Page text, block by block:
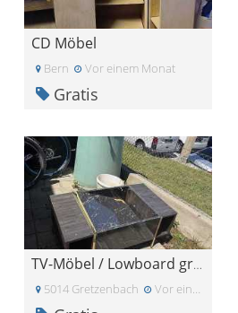
CD Möbel
Bern Vor einem Monat
Gratis
TV-Möbel / Lowboard gratis
5014 Gretzenbach Vor einem Monat